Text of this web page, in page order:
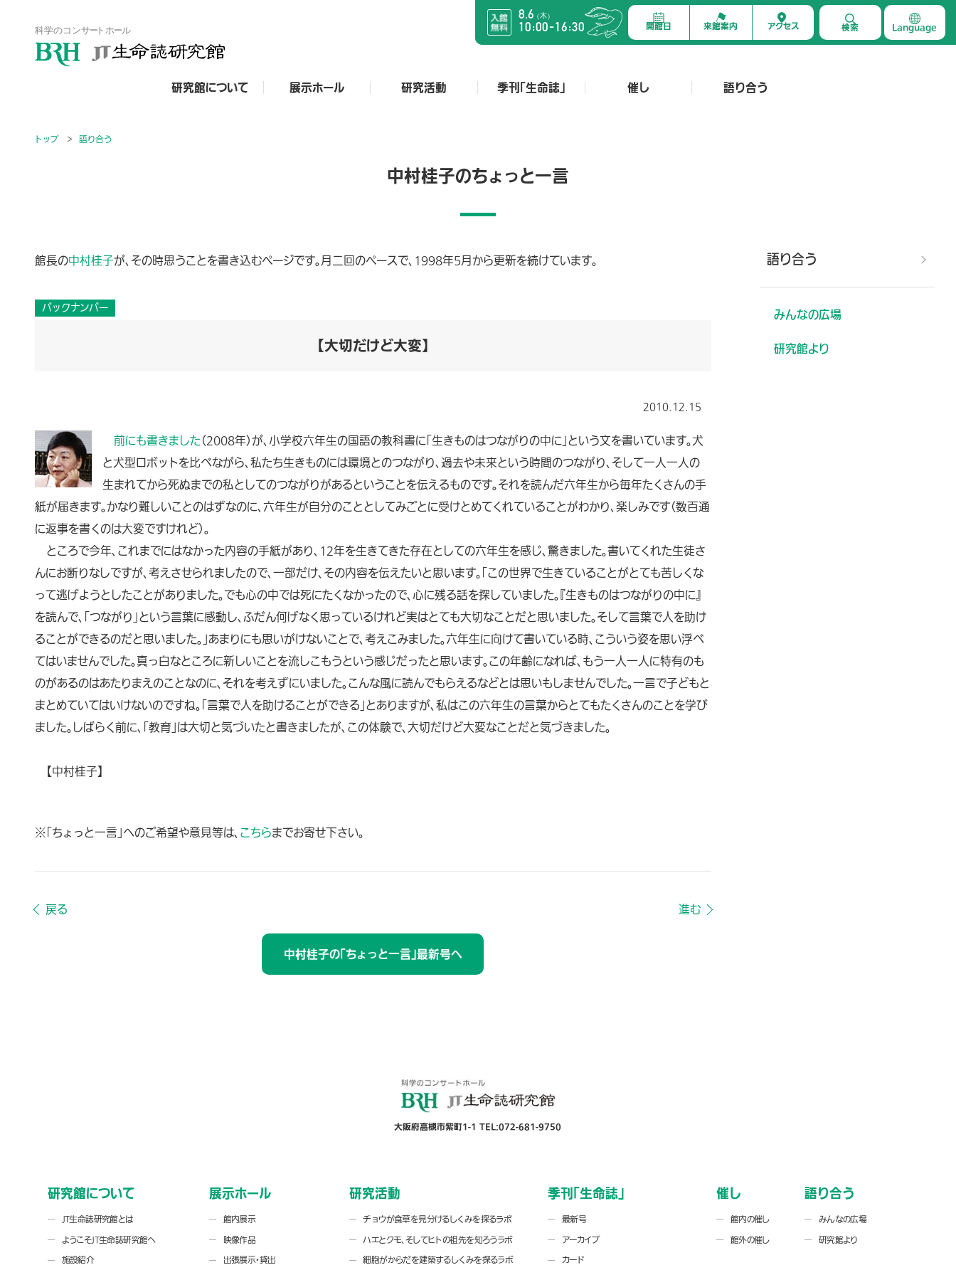
研究館について 展示ホール 研究活動 季刊「生命誌」 催し 語り合う
8.6（ 木）
10:00- 16:30 開館日 来館案内 アクセス 検索 Language
トップ 語り合う
中村桂子のちょっと一言
館長の中村桂子が、その時思うことを書き込むページです。月二回のペースで、1998年5月から更新を続けています。
バックナンバー
【大切だけど大変】
2010.12.15
前にも書きました（2008年）が、小学校六年生の国語の教科書に「生きものはつながりの中に」という文を書いています。犬
と犬型ロボットを比べながら、私たち生きものには環境とのつながり、過去や未来という時間のつながり、そして一人一人の
生まれてから死ぬまでの私としてのつながりがあるということを伝えるものです。それを読んだ六年生から毎年たくさんの手
紙が届きます。かなり難しいことのはずなのに、六年生が自分のこととしてみごとに受けとめてくれていることがわかり、楽しみです（数百通
に返事を書くのは大変ですけれど）。
ところで今年、これまでにはなかった内容の手紙があり、12年を生きてきた存在としての六年生を感じ、驚きました。書いてくれた生徒さ
んにお断りなしですが、考えさせられましたので、一部だけ、その内容を伝えたいと思います。「この世界で生きていることがとても苦しくな
って逃げようとしたことがありました。でも心の中では死にたくなかったので、心に残る話を探していました。『生きものはつながりの中に』
を読んで、「つながり」という言葉に感動し、ふだん何げなく思っているけれど実はとても大切なことだと思いました。そして言葉で人を助け
ることができるのだと思いました。」あまりにも思いがけないことで、考えこみました。六年生に向けて書いている時、こういう姿を思い浮べ
てはいませんでした。真っ白なところに新しいことを流しこもうという感じだったと思います。この年齢になれば、もう一人一人に特有のも
のがあるのはあたりまえのことなのに、それを考えずにいました。こんな風に読んでもらえるなどとは思いもしませんでした。一言で子どもと
まとめていてはいけないのですね。「言葉で人を助けることができる」とありますが、私はこの六年生の言葉からとてもたくさんのことを学び
ました。しばらく前に、「教育」は大切と気づいたと書きましたが、この体験で、大切だけど大変なことだと気づきました。
【中村桂子】
※「ちょっと一言」へのご希望や意見等は、こちらまでお寄せ下さい。
戻る 進む
中村桂子の「ちょっと一言」最新号へ
語り合う
みんなの広場
研究館より
大阪府高槻市紫町1-1 TEL:072-681-9750
研究館について
JT生命誌研究館とは
ようこそJT生命誌研究館へ
施設紹介
展示ホール
館内展示
映像作品
出張展示・貸出
研究活動
チョウが食草を見分けるしくみを探るラボ
ハエとクモ、そしてヒトの祖先を知ろうラボ
細胞がからだを建築するしくみを探るラボ
季刊「生命誌」
最新号
アーカイブ
カード
催し
館内の催し
館外の催し
語り合う
みんなの広場
研究館より